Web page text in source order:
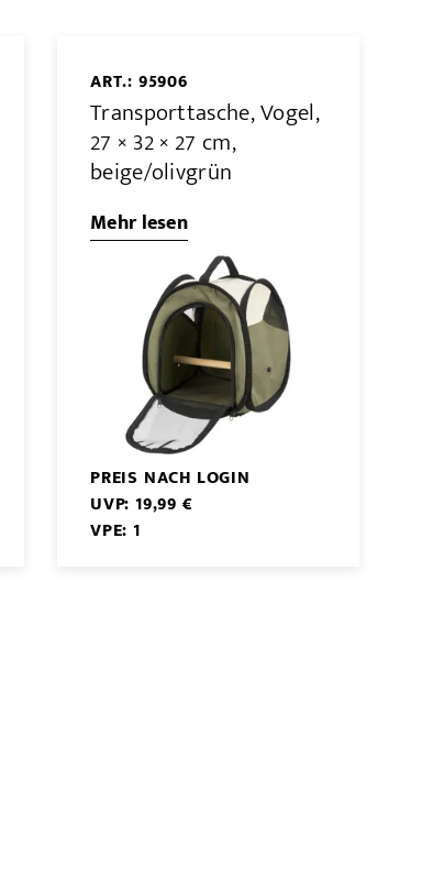
ART.: 95906
Transporttasche, Vogel,
27 × 32 × 27 cm,
beige/olivgrün
Mehr lesen
PREIS NACH LOGIN
UVP: 19,99 €
VPE: 1